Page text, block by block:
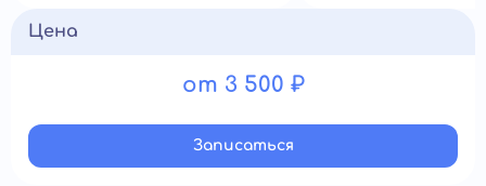
Цена
от 3 500 ₽
Записатьcя